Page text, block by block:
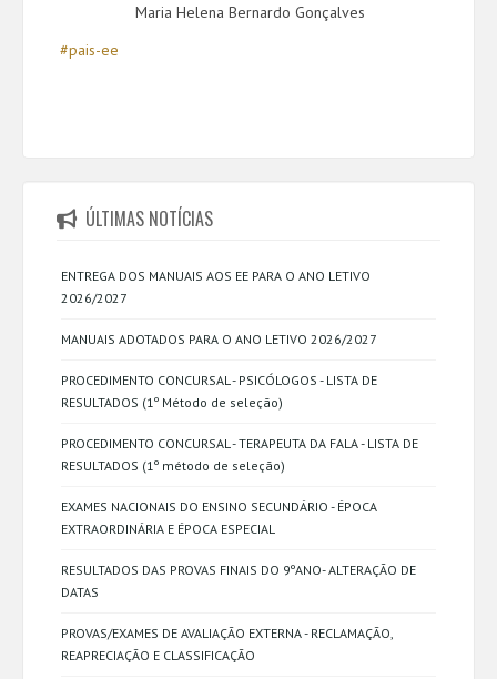
Maria Helena Bernardo Gonçalves
#pais-ee
ÚLTIMAS NOTÍCIAS
ENTREGA DOS MANUAIS AOS EE PARA O ANO LETIVO
2026/2027
MANUAIS ADOTADOS PARA O ANO LETIVO 2026/2027
PROCEDIMENTO CONCURSAL - PSICÓLOGOS - LISTA DE
RESULTADOS (1º Método de seleção)
PROCEDIMENTO CONCURSAL - TERAPEUTA DA FALA - LISTA DE
RESULTADOS (1º método de seleção)
EXAMES NACIONAIS DO ENSINO SECUNDÁRIO - ÉPOCA
EXTRAORDINÁRIA E ÉPOCA ESPECIAL
RESULTADOS DAS PROVAS FINAIS DO 9ºANO- ALTERAÇÃO DE
DATAS
PROVAS/EXAMES DE AVALIAÇÃO EXTERNA - RECLAMAÇÃO,
REAPRECIAÇÃO E CLASSIFICAÇÃO